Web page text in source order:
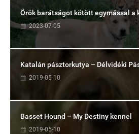
Örök barátságot kötött egymással a
2023-07-05
Katalán pásztorkutya – Délvidéki
2019-05-10
Basset Hound – My Destiny kennel
2019-05-10